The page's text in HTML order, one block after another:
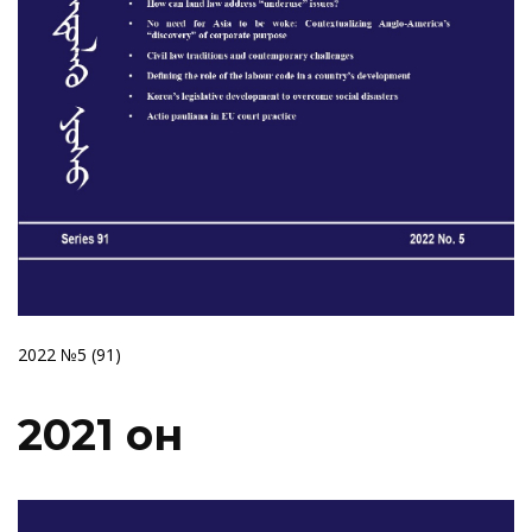
2022 №5 (91)
2021 он